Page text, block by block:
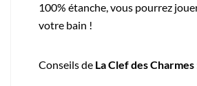
100% étanche, vous pourrez
votre bain !
Conseils de La Clef des Charmes